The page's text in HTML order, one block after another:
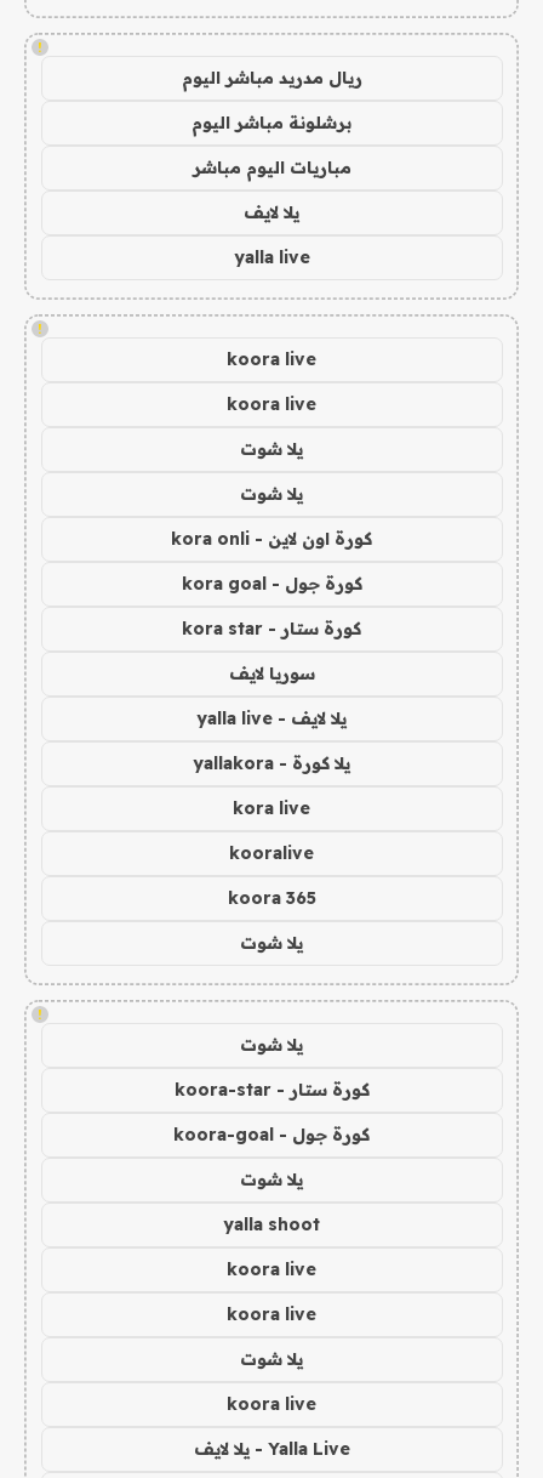
!
ريال مدريد مباشر اليوم
برشلونة مباشر اليوم
مباريات اليوم مباشر
يلا لايف
yalla live
!
koora live
koora live
يلا شوت
يلا شوت
كورة اون لاين - kora onli
كورة جول - kora goal
كورة ستار - kora star
سوريا لايف
يلا لايف - yalla live
يلا كورة - yallakora
kora live
kooralive
koora 365
يلا شوت
!
يلا شوت
كورة ستار - koora-star
كورة جول - koora-goal
يلا شوت
yalla shoot
koora live
koora live
يلا شوت
koora live
Yalla Live - يلا لايف